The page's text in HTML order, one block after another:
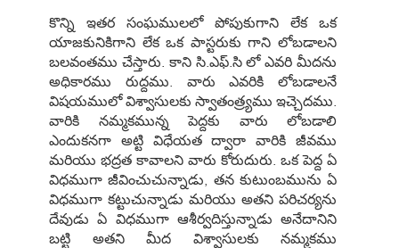
కొన్ని ఇతర సంఘములలో పోపుకుగాని లేక ఒక
యాజకునికిగాని లేక ఒక పాస్టరుకు గాని లోబడాలని
బలవంతము చేస్తారు. కాని సి.ఎఫ్.సి లో ఎవరి మీదను
అధికారము రుద్దము. వారు ఎవరికి లోబడాలనే
విషయములో విశ్వాసులకు స్వాతంత్ర్యము ఇచ్చెదము.
వారికి నమ్మకమున్న పెద్దకు వారు లోబడాలి
ఎందుకనగా అట్టి విధేయత ద్వారా వారికి జీవము
మరియు భద్రత కావాలని వారు కోరుదురు. ఒక పెద్ద ఏ
విధముగా జీవించుచున్నాడు, తన కుటుంబమును ఏ
విధముగా కట్టుచున్నాడు మరియు అతని పరిచర్యను
దేవుడు ఏ విధముగా ఆశీర్వదిస్తున్నాడు అనేదానిని
బట్టి అతని మీద విశ్వాసులకు నమ్మకము